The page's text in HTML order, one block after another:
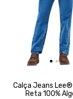
Calça Jeans
Reta 100%